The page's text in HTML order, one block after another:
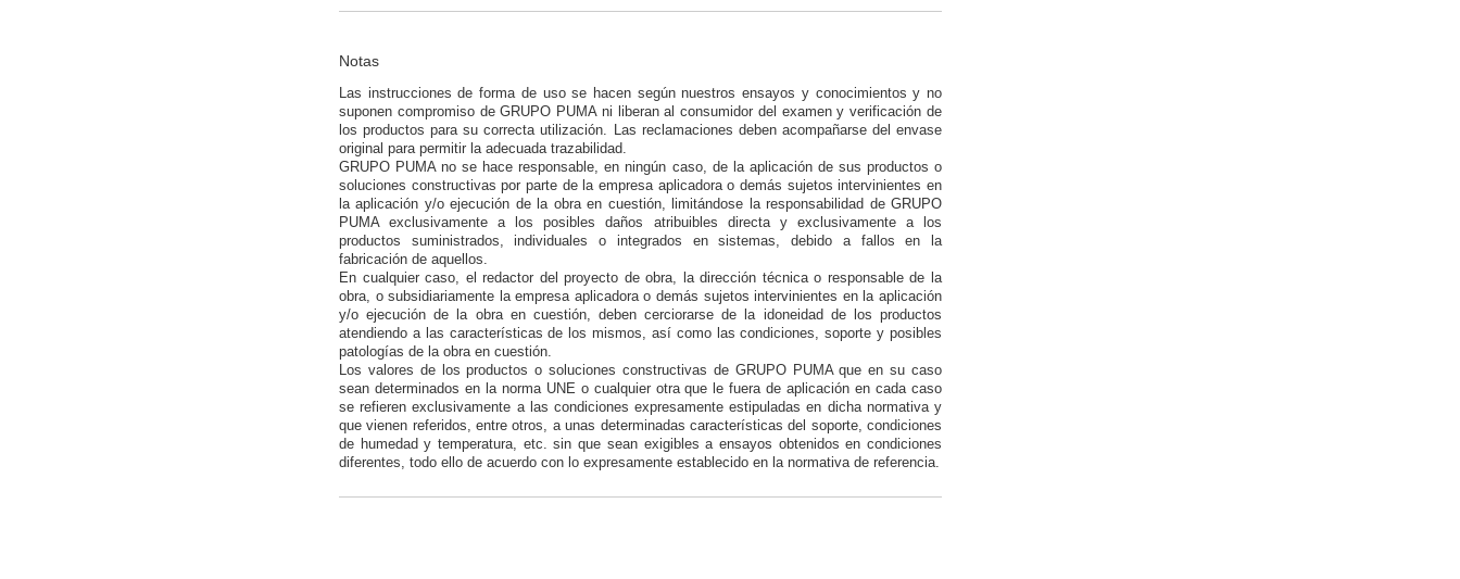
Notas
Las instrucciones de forma de uso se hacen según nuestros ensayos y conocimientos y no
suponen compromiso de GRUPO PUMA ni liberan al consumidor del examen y verificación de
los productos para su correcta utilización. Las reclamaciones deben acompañarse del envase
original para permitir la adecuada trazabilidad.
GRUPO PUMA no se hace responsable, en ningún caso, de la aplicación de sus productos o
soluciones constructivas por parte de la empresa aplicadora o demás sujetos intervinientes en
la aplicación y/o ejecución de la obra en cuestión, limitándose la responsabilidad de GRUPO
PUMA exclusivamente a los posibles daños atribuibles directa y exclusivamente a los
productos suministrados, individuales o integrados en sistemas, debido a fallos en la
fabricación de aquellos.
En cualquier caso, el redactor del proyecto de obra, la dirección técnica o responsable de la
obra, o subsidiariamente la empresa aplicadora o demás sujetos intervinientes en la aplicación
y/o ejecución de la obra en cuestión, deben cerciorarse de la idoneidad de los productos
atendiendo a las características de los mismos, así como las condiciones, soporte y posibles
patologías de la obra en cuestión.
Los valores de los productos o soluciones constructivas de GRUPO PUMA que en su caso
sean determinados en la norma UNE o cualquier otra que le fuera de aplicación en cada caso
se refieren exclusivamente a las condiciones expresamente estipuladas en dicha normativa y
que vienen referidos, entre otros, a unas determinadas características del soporte, condiciones
de humedad y temperatura, etc. sin que sean exigibles a ensayos obtenidos en condiciones
diferentes, todo ello de acuerdo con lo expresamente establecido en la normativa de referencia.